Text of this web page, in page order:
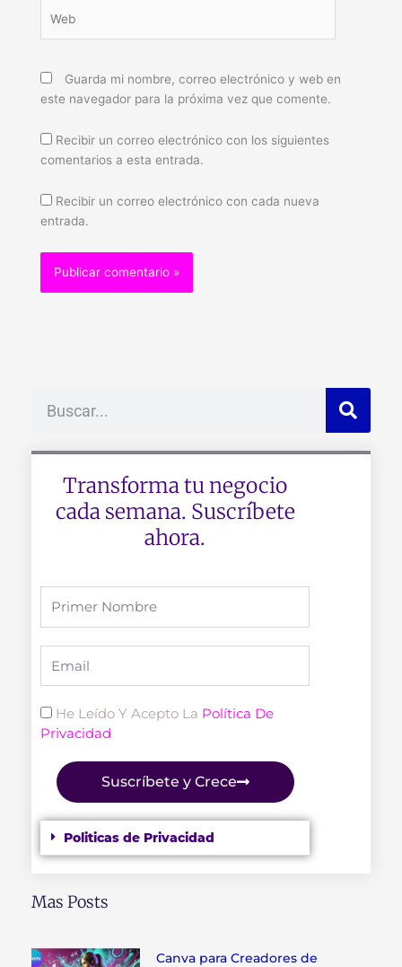
Guarda mi nombre, correo electrónico y web en
este navegador para la próxima vez que comente.
Recibir un correo electrónico con los siguientes
comentarios a esta entrada.
Recibir un correo electrónico con cada nueva
entrada.
Transforma tu negocio
cada semana. Suscríbete
ahora.
Name
Politica
He Leído Y Acepto La Política De
Privacidad
Suscríbete y Crece
Politicas de Privacidad
Mas Posts
Canva para Creadores de